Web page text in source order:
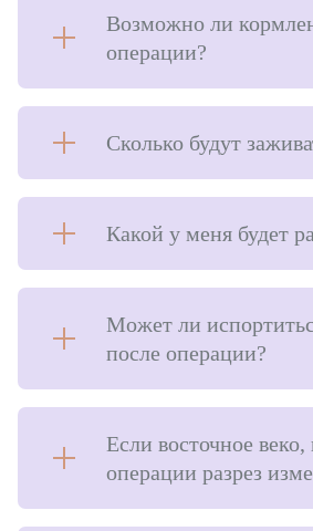
Возможно ли
операции?
Сколько будут
Какой у меня будет
Может ли
после операции?
Если восточное веко,
операции разрез